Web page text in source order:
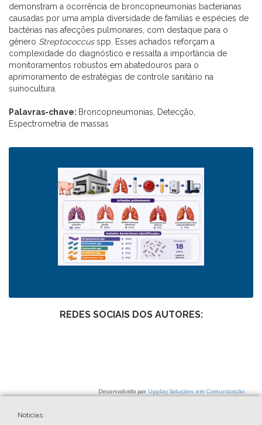
demonstram a ocorrência de broncopneumonias bacterianas
causadas por uma ampla diversidade de famílias e espécies de
bactérias nas afecções pulmonares, com destaque para o
gênero Streptococcusspp. Esses achados reforçam a
complexidade do diagnóstico e ressalta a importância de
monitoramentos robustos em abatedouros para o
aprimoramento de estratégias de controle sanitário na
suinocultura.
Palavras-chave: Broncopneumonias, Detecção,
Espectrometria de massas
REDES SOCIAIS DOS AUTORES:
Desenvolvido por Upplay Soluções em Comunicação
Notícias